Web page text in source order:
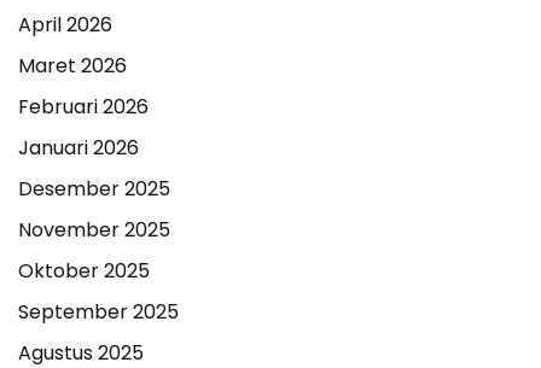
April 2026
Maret 2026
Februari 2026
Januari 2026
Desember 2025
November 2025
Oktober 2025
September 2025
Agustus 2025